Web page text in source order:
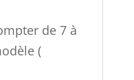
de 7 à
(